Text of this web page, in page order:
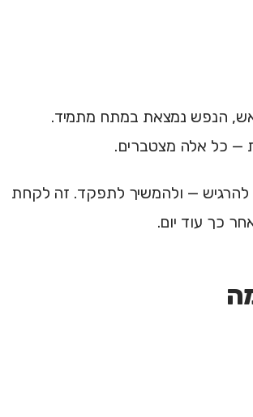
הנפש נמצאת במתח מתמיד.
— כל אלה מצטברים.
להרגיש — ולהמשיך לתפקד. זה לקחת
כך עוד יום.